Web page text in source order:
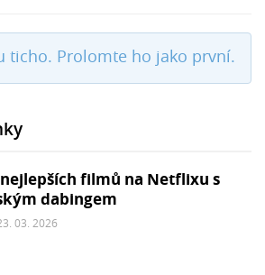
ticho. Prolomte ho jako první.
nejlepších filmů na Netflixu s
dabingem
03. 2026